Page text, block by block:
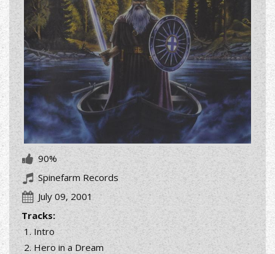
90%
Spinefarm Records
July 09, 2001
Tracks:
Intro
Hero in a Dream